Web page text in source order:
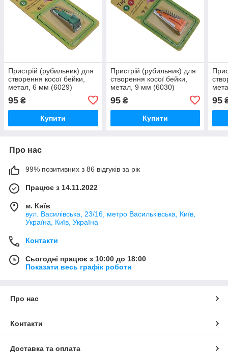
Пристрій (рубильник) для
створення косої бейки,
метал, 6 мм (6029)
95 ₴
Купити
Пристрій (рубильник) для
створення косої бейки,
метал, 9 мм (6030)
95₴
Купити
95
Про нас
99% позитивних з 86 відгуків за рік
Працює з 14.11.2022
м. Київ
вул. Василівська, 23/16, метро Васильківська, Київ,
Україна, Київ, Україна
Контакти
Сьогодні працює з 10:00 до 18:00
Показати весь графік роботи
Про нас
Контакти
Доставка та оплата